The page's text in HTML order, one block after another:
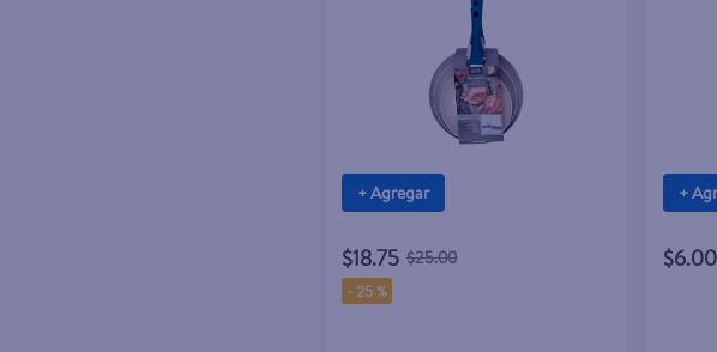
+ Agregar
$18.75 $25.00
-25 %
+
$6.00